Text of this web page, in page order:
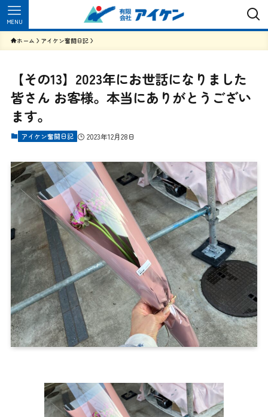
MENU
ホーム アイケン奮闘日記
【その13】2023年にお世話になりました
皆さん お客様。本当にありがとうござい
ます。
アイケン奮闘日記 2023年12月28日